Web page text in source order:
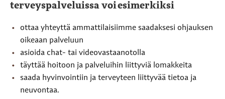
terveyspalveluissa voi esimerkiksi
ottaa yhteyttä ammattilaisiimme saadaksesi ohjauksen
oikeaan palveluun
asioida chat- tai videovastaanotolla
täyttää hoitoon ja palveluihin liittyviä lomakkeita
saada hyvinvointiin ja terveyteen liittyvää tietoa ja
neuvontaa.